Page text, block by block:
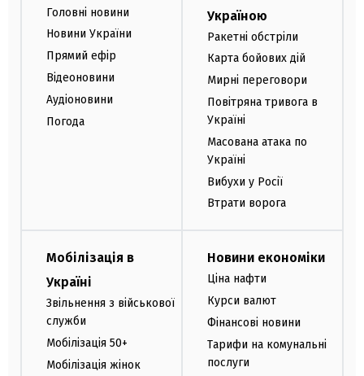
Головні новини
Новини України
Прямий ефір
Відеоновини
Аудіоновини
Погода
Україною
Ракетні обстріли
Карта бойових дій
Мирні переговори
Повітряна тривога в
Україні
Масована атака по
Україні
Вибухи у Росії
Втрати ворога
Мобілізація в
Україні
Звільнення з військової
служби
Мобілізація 50+
Мобілізація жінок
Новини економіки
Ціна нафти
Курси валют
Фінансові новини
Тарифи на комунальні
послуги